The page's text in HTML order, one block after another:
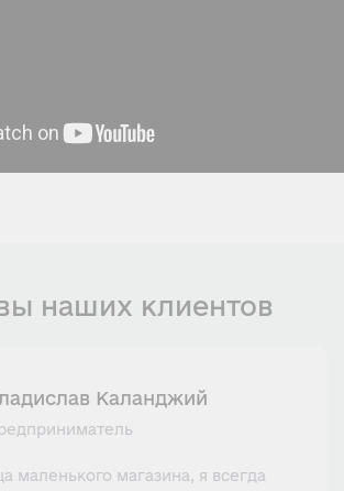
наших клиентов
Каланджий
маленького магазина, я всегда